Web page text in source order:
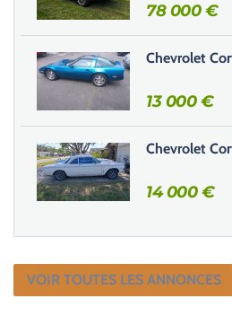
i
d
e
.
78 000€
Chevrolet
13 000€
Chevrolet
14 000€
VOIR TOUTES LES ANNONCES